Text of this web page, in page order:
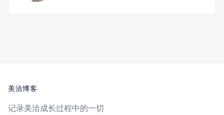
美洽博客
记录美洽成长过程中的一切